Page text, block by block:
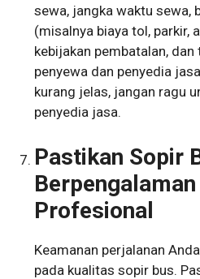
sewa, jangka waktu sewa,
(misalnya biaya tol, parkir,
kebijakan pembatalan,
penyewa dan penyedia
kurang jelas, jangan ragu
penyedia jasa.
Pastikan Sopir
Profesional
Keamanan perjalanan
pada kualitas sopir bus.